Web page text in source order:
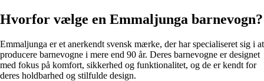
Hvorfor vælge en Emmaljunga barnevogn?
Emmaljunga er et anerkendt svensk mærke, der har specialiseret sig i at
producere barnevogne i mere end 90 år. Deres barnevogne er designet
med fokus på komfort, sikkerhed og funktionalitet, og de er kendt for
deres holdbarhed og stilfulde design.